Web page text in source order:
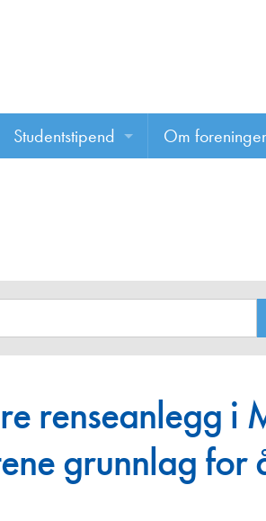
Studentstipend
Om
Komiteer
Kontakt oss
renseanlegg i
grunnlag for